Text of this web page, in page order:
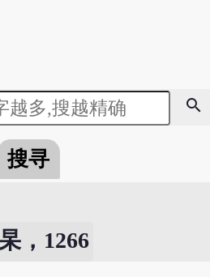
search
搜寻
，1266